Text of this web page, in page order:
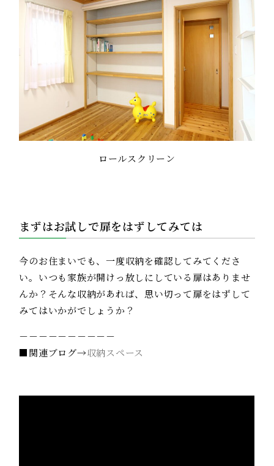
ロールスクリーン
まずはお試しで扉をはずしてみては
今のお住まいでも、一度収納を確認してみてくださ
い。いつも家族が開けっ放しにしている扉はありませ
んか？そんな収納があれば、思い切って扉をはずして
みてはいかがでしょうか？
－－－－－－－－－－
■関連ブログ→収納スペース